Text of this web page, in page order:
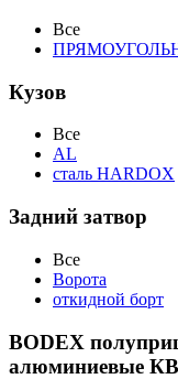
Все
Кузов
Все
AL
сталь HARDOX
Задний затвор
Все
Ворота
откидной борт
BODEX
алюминиевые